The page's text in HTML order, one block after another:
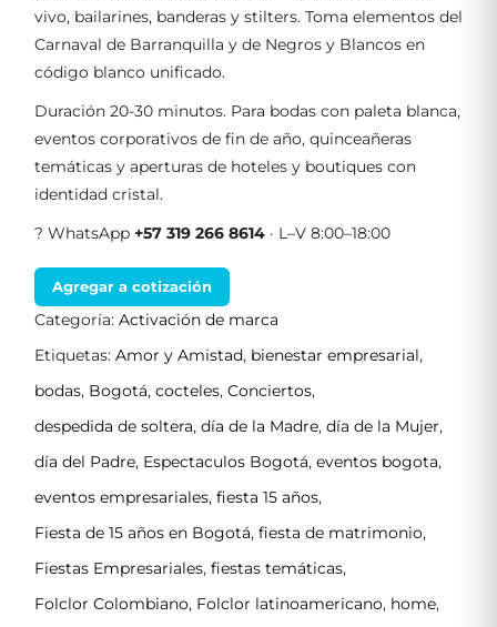
vivo, bailarines, banderas y stilters. Toma elementos del
Carnaval de Barranquilla y de Negros y Blancos en
código blanco unificado.
Duración 20-30 minutos. Para bodas con paleta blanca,
eventos corporativos de fin de año, quinceañeras
temáticas y aperturas de hoteles y boutiques con
identidad cristal.
? WhatsApp +57 319 266 8614 · L–V 8:00–18:00
Agregar a cotización
Categoría: Activación de marca
Etiquetas: Amor y Amistad, bienestar empresarial,
bodas, Bogotá, cocteles, Conciertos,
despedida de soltera, día de la Madre, día de la Mujer,
día del Padre, Espectaculos Bogotá, eventos bogota,
eventos empresariales, fiesta 15 años,
Fiesta de 15 años en Bogotá, fiesta de matrimonio,
Fiestas Empresariales, fiestas temáticas,
Folclor Colombiano, Folclor latinoamericano, home,